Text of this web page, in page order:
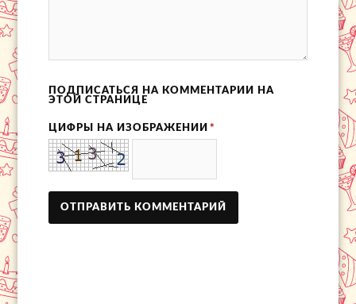
ПОДПИСАТЬСЯ НА КОММЕНТАРИИ НА
ЭТОЙ СТРАНИЦЕ
ЦИФРЫ НА ИЗОБРАЖЕНИИ *